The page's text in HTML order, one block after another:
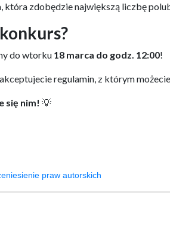
która zdobędzie największą liczbę
do wtorku 18 marca do godz. 12:00!
regulamin, z którym
się nim! 💡
praw autorskich